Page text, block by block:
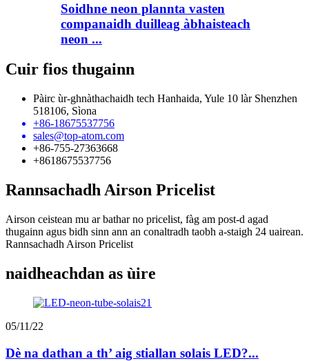
Soidhne neon plannta vasten
companaidh duilleag àbhaisteach
neon ...
Cuir fios thugainn
Pàirc ùr-ghnàthachaidh tech Hanhaida, Yule 10 làr Shenzhen
518106, Sìona
+86-18675537756
sales@top-atom.com
+86-755-27363668
+8618675537756
Rannsachadh Airson Pricelist
Airson ceistean mu ar bathar no pricelist, fàg am post-d agad
thugainn agus bidh sinn ann an conaltradh taobh a-staigh 24 uairean.
Rannsachadh Airson Pricelist
naidheachdan as ùire
05/11/22
Dè na dathan a th’ aig stiallan solais LED?...